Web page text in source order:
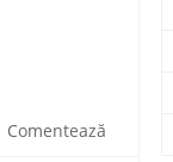
Comentează